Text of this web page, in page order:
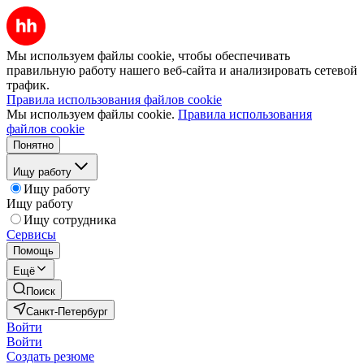
Мы используем файлы cookie, чтобы обеспечивать
правильную работу нашего веб-сайта и анализировать сетевой
трафик.
Правила использования файлов cookie
Мы используем файлы cookie. Правила использования
файлов cookie
Понятно
Ищу работу
Ищу работу
Ищу работу
Ищу сотрудника
Сервисы
Помощь
Ещё
Поиск
Санкт-Петербург
Войти
Войти
Создать резюме